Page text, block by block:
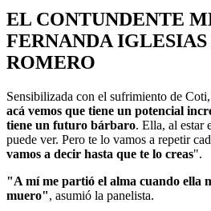
EL CONTUNDENTE
FERNANDA
ROMERO
Sensibilizada con el sufrimiento de
acá vemos que tiene un potencial
tiene un futuro bárbaro. Ella, al estar
puede ver. Pero te lo vamos a repetir
vamos a decir hasta que te lo creas".
"A mí me partió el alma cuando ella
muero", asumió la panelista.